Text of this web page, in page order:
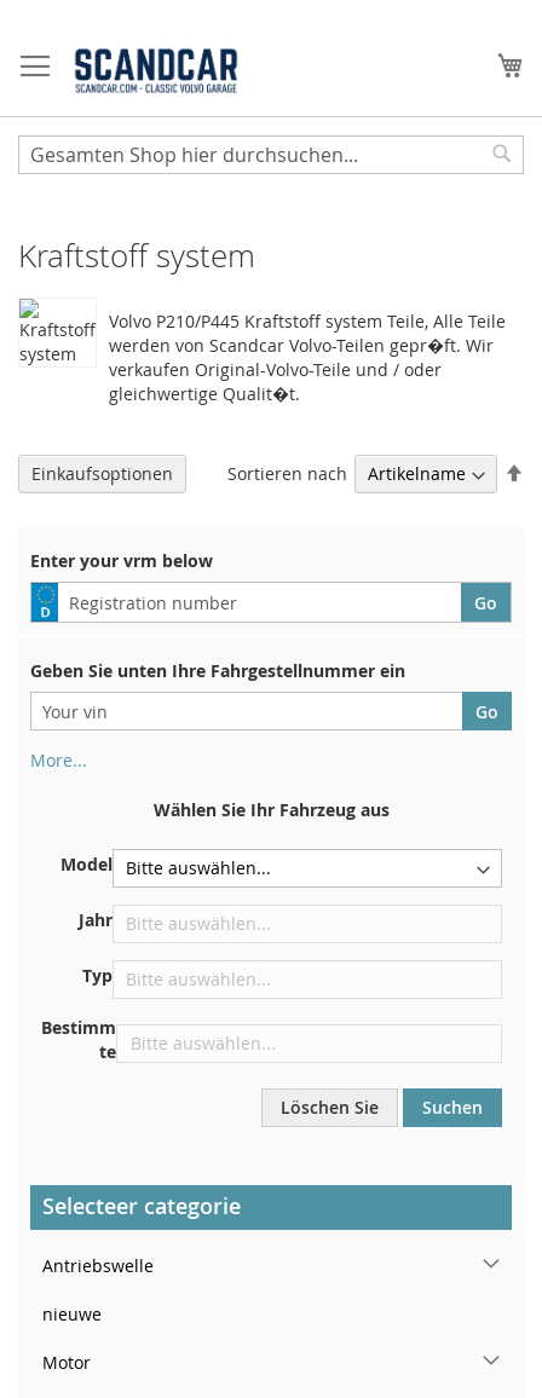
Inhalt
springen
Kraftstoff system
Volvo P210/P445 Kraftstoff system Teile, Alle Teile
werden von Scandcar Volvo-Teilen gepr�ft. Wir
verkaufen Original-Volvo-Teile und / oder
gleichwertige Qualit�t.
Sortieren nach
Enter your vrm below
Geben Sie unten Ihre Fahrgestellnummer ein
More...
Zulassungsbescheinigung. Und auch im Auto
Auf der Bodenplatte für den rechten Vordersitz
Zentrieren Sie es an der Trennwand unter der Haube
Direkt im Motorraum
Armaturenbrett
Wählen Sie Ihr Fahrzeug aus
Model
Jahr
Typ
Bestimm
te
Löschen Sie Suchen
Selecteer categorie
Antriebswelle
nieuwe
Motor
Einkaufsoptionen